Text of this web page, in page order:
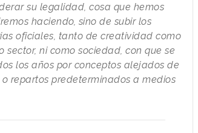
su legalidad, cosa que hemos
haciendo, sino de subir los
oficiales, tanto de creatividad como
ni como sociedad, con que se
los años por conceptos alejados de
repartos predeterminados a medios